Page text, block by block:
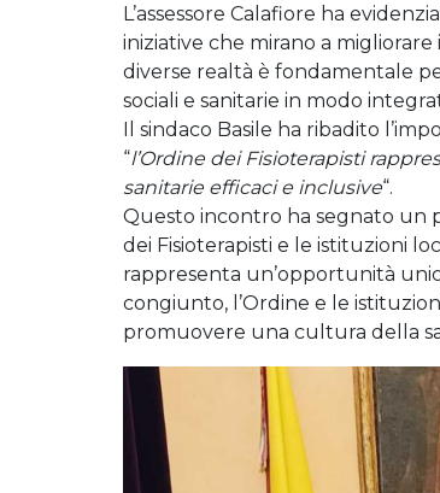
L’assessore Calafiore ha
iniziative che mirano a
diverse realtà è fondamentale
sociali e sanitarie in modo
Il sindaco Basile ha ribadito
“l’Ordine dei Fisioterapisti
sanitarie efficaci e inclusive“.
Questo incontro ha segnato un
dei Fisioterapisti e le istituzioni
rappresenta un’opportunità
congiunto, l’Ordine e le
promuovere una cultura della